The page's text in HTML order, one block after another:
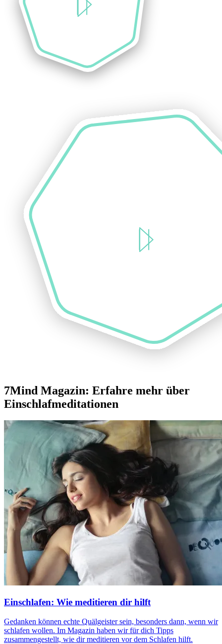
7Mind Magazin: Erfahre mehr über
Einschlafmeditationen
Einschlafen: Wie meditieren dir hilft
Gedan­ken können echte Quäl­geis­ter sein, beson­ders dann, wenn wir
schla­fen wollen. Im Magazin haben wir für dich Tipps
zusammengestellt, wie dir meditieren vor dem Schlafen hilft.